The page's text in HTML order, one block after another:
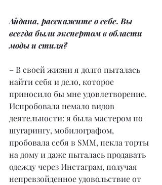
Айдана, расскажите о себе. Вы
всегда были экспертом в области
моды и стиля?
– В своей жизни я долго пыталась
найти себя и дело, которое
приносило бы мне удовлетворение.
Испробовала немало видов
деятельности: я была мастером по
шугарингу, мобилографом,
пробовала себя в SMM, пекла торты
на дому и даже пыталась продавать
одежду через Инстаграм, получая
непревзойденное удовольствие от